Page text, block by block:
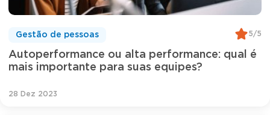
Autoperformance ou alta performance: qual é
mais importante para suas equipes?
Gestão de pessoas 5/5
28 Dez 2023